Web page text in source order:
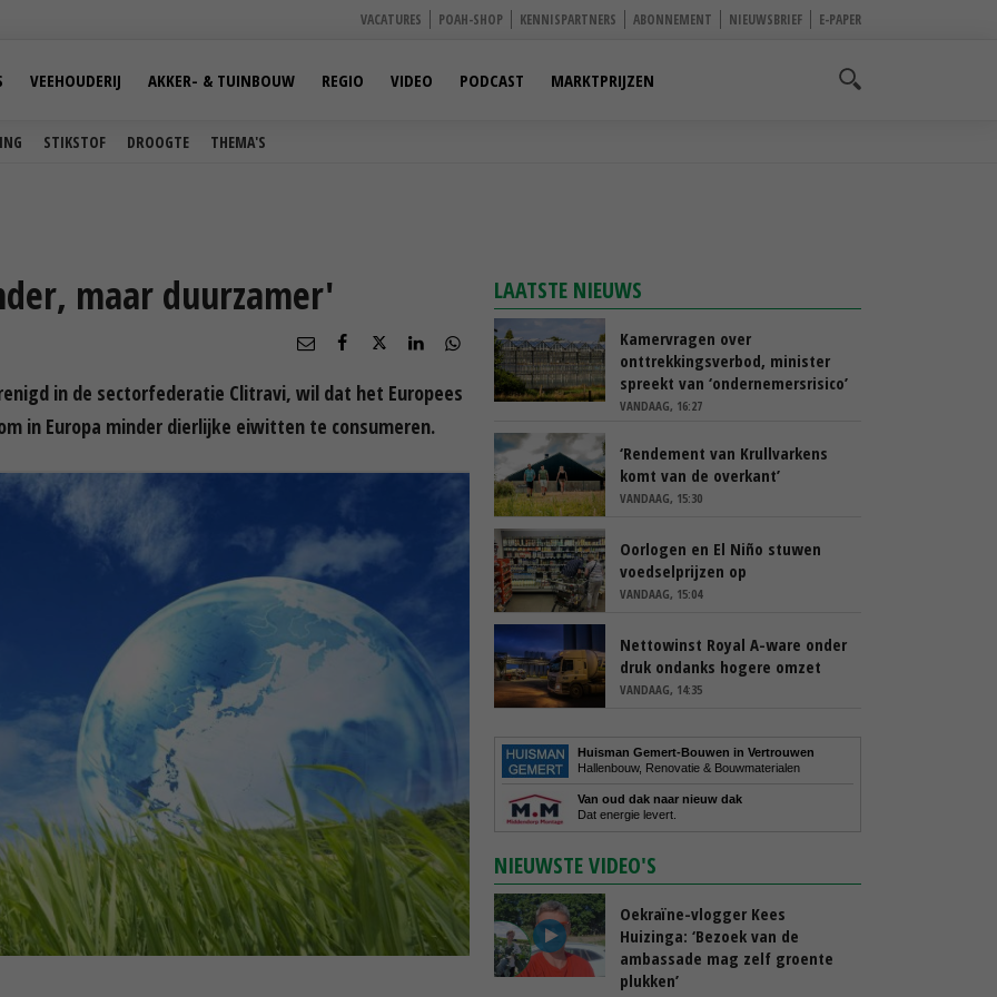
VACATURES POAH-SHOP KENNISPARTNERS ABONNEMENT NIEUWSBRIEF E-PAPER
STIKSTOF DROOGTE THEMA'S
VEEHOUDERIJ AKKER- & TUINBOUW REGIO VIDEO PODCAST MARKTPRIJZEN
maar duurzamer'
in de sectorfederatie Clitravi, wil dat het Europees
in Europa minder dierlijke eiwitten te consumeren.
LAATSTE NIEUWS
Kamervragen over
onttrekkingsverbod, minister
spreekt van ‘ondernemersrisico’
VANDAAG, 16:27
‘Rendement van Krullvarkens
komt van de overkant’
VANDAAG, 15:30
Oorlogen en El Niño stuwen
voedselprijzen op
VANDAAG, 15:04
Nettowinst Royal A-ware onder
druk ondanks hogere omzet
VANDAAG, 14:35
Huisman Gemert-Bouwen in Vertrouwen
Hallenbouw, Renovatie & Bouwmaterialen
Van oud dak naar nieuw dak
Dat energie levert.
NIEUWSTE VIDEO'S
Oekraïne-vlogger Kees
Huizinga: ‘Bezoek van de
ambassade mag zelf groente
plukken’